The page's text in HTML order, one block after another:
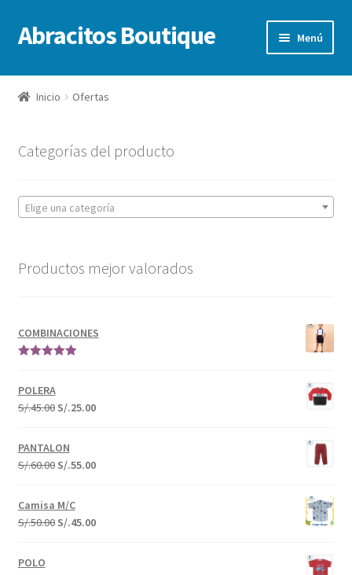
Ir
a
navegación
Ir
al
Abracitos Boutique Menú
Inicio
Niñas
Bebes
Inicio Ofertas
Categorías del producto
Elige una categoría
Productos mejor valorados
COMBINACIONES
POLERA
S/.45.00 S/.25.00
PANTALON
S/.60.00 S/.55.00
Camisa M/C
S/.50.00 S/.45.00
POLO